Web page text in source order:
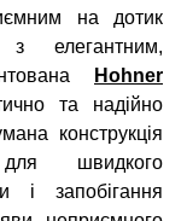
на дотик
елегантним,
Hohner
та надійно
конструкція
швидкого
і запобігання